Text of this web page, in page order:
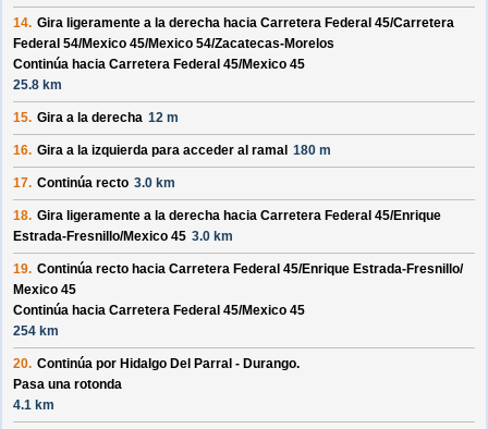
14. Gira ligeramente a la derecha hacia Carretera Federal 45/Carretera
Federal 54/Mexico 45/Mexico 54/Zacatecas-Morelos
Continúa hacia Carretera Federal 45/Mexico 45
25.8 km
15. Gira a la derecha 12 m
16. Gira a la izquierda para acceder al ramal 180 m
17. Continúa recto 3.0 km
18. Gira ligeramente a la derecha hacia Carretera Federal 45/Enrique
Estrada-Fresnillo/Mexico 45 3.0 km
19. Continúa recto hacia Carretera Federal 45/Enrique Estrada-Fresnillo/
Mexico 45
Continúa hacia Carretera Federal 45/Mexico 45
254 km
20. Continúa por Hidalgo Del Parral - Durango.
Pasa una rotonda
4.1 km